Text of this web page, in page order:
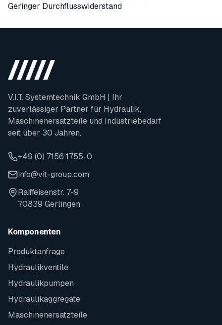
Geringer Durchflusswiderstand
V.I.T. Systemtechnik GmbH | Ihr
zuverlässiger Partner für Hydraulik,
Maschinenersatzteile und Industriebedarf
seit über 30 Jahren.
+49 (0) 7156 1755-0
info@vit-group.com
Raiffeisenstr. 7-9
70839 Gerlingen
Komponenten
Produktanfrage
Hydraulikventile
Hydraulikpumpen
Hydraulikaggregate
Maschinenersatzteile